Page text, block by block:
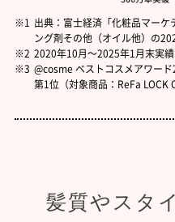
※1
出典：富士経済「化粧品マーケ
ング剤その他（オイル他）の
※2 2020年10月〜2025年1月末実
※3 @cosme ベストコスメアワー
第1位（対象商品：ReFa LOCK
髪質やスタ